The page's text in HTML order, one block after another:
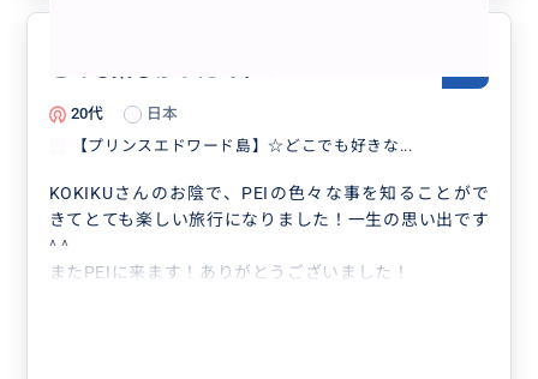
20代
日本
【プリンスエドワード島】☆どこでも好きな...
KOKIKUさんのお陰で、PEIの色々な事を知ることがで
きてとても楽しい旅行になりました！一生の思い出です
^ ^
またPEIに来ます！ありがとうございました！